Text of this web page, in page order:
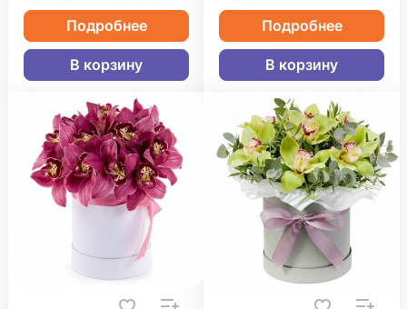
Подробнее
В корзину
Подробнее
В корзину